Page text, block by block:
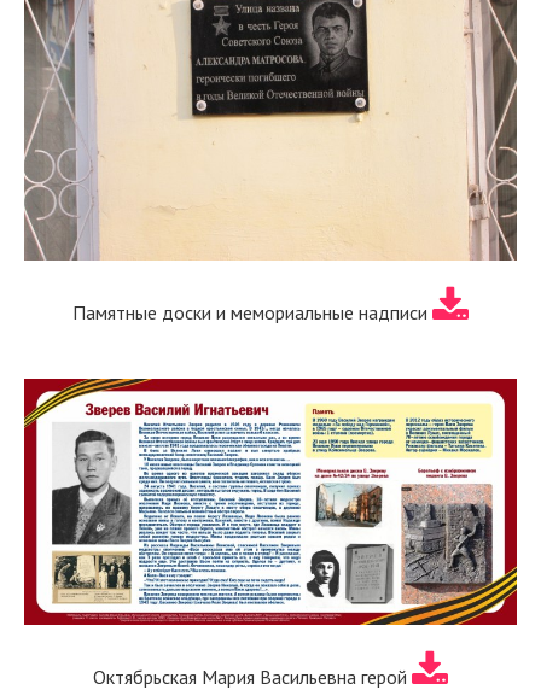
Памятные доски и мемориальные надписи
Октябрьская Мария Васильевна герой